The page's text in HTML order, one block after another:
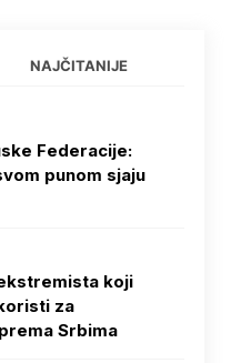
NAJČITANIJE
Federacije:
punom sjaju
koji
za
Srbima